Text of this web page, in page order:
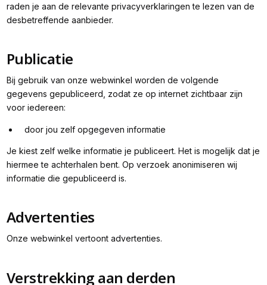
raden je aan de relevante privacyverklaringen te lezen van de
desbetreffende aanbieder.
Publicatie
Bij gebruik van onze webwinkel worden de volgende
gegevens gepubliceerd, zodat ze op internet zichtbaar zijn
voor iedereen:
door jou zelf opgegeven informatie
Je kiest zelf welke informatie je publiceert. Het is mogelijk dat je
hiermee te achterhalen bent. Op verzoek anonimiseren wij
informatie die gepubliceerd is.
Advertenties
Onze webwinkel vertoont advertenties.
Verstrekking aan derden